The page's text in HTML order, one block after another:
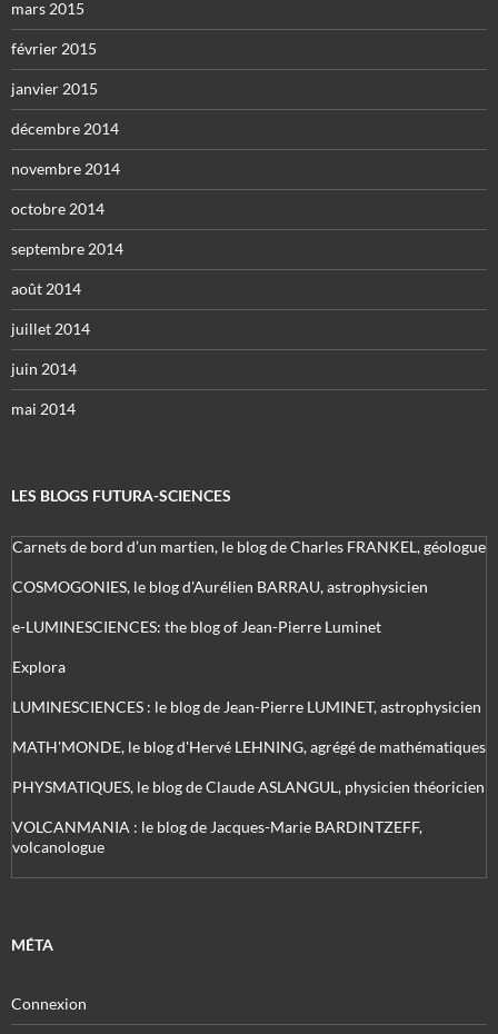
mars 2015
février 2015
janvier 2015
décembre 2014
novembre 2014
octobre 2014
septembre 2014
août 2014
juillet 2014
juin 2014
mai 2014
LES BLOGS FUTURA-SCIENCES
Carnets de bord d’un martien, le blog de Charles FRANKEL, géologue
COSMOGONIES, le blog d'Aurélien BARRAU, astrophysicien
e-LUMINESCIENCES: the blog of Jean-Pierre Luminet
Explora
LUMINESCIENCES : le blog de Jean-Pierre LUMINET, astrophysicien
MATH'MONDE, le blog d'Hervé LEHNING, agrégé de mathématiques
PHYSMATIQUES, le blog de Claude ASLANGUL, physicien théoricien
VOLCANMANIA : le blog de Jacques-Marie BARDINTZEFF,
volcanologue
MÉTA
Connexion